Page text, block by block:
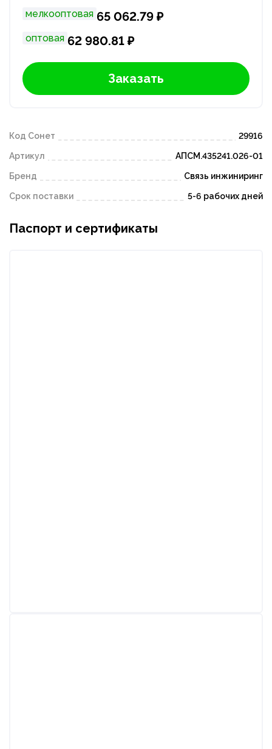
мелкооптовая 65 062.79 ₽
оптовая 62 980.81 ₽
Заказать
Код Сонет 29916
Артикул АПСМ.435241.026-01
Бренд Связь инжиниринг
Срок поставки 5-6 рабочих дней
Паспорт и сертификаты